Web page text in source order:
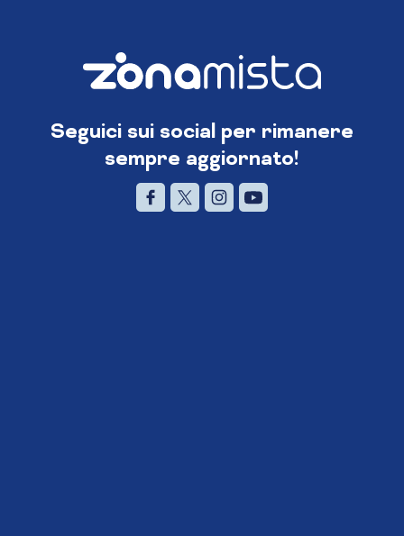
Seguici sui social per rimanere
sempre aggiornato!